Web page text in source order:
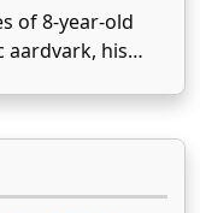
of 8-year-old
aardvark, his